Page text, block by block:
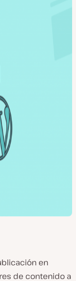
en
de contenido a